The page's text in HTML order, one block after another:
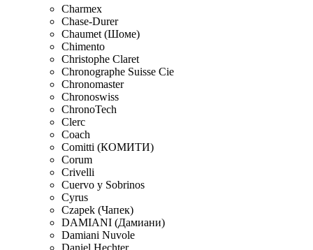
Charmex
Chase-Durer
Chaumet (Шоме)
Chimento
Christophe Claret
Chronographe Suisse Cie
Chronomaster
Chronoswiss
ChronoTech
Clerc
Coach
Comitti (КОМИТИ)
Corum
Crivelli
Cuervo y Sobrinos
Cyrus
Czapek (Чапек)
DAMIANI (Дамиани)
Damiani Nuvole